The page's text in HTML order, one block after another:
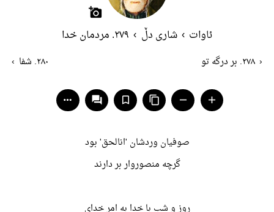
add_a_photo
ئاوات › شاری دڵ › ٢٧٩. مردمان خدا
‹ ٢٧٨. بر درگە تو ٢٨٠. شفا ›
add
remove
content_copy
bookmark_border
question_answer
more_horiz
صوفیان وردشان 'انالحق' بود
گرچه منصوروار بر دارند